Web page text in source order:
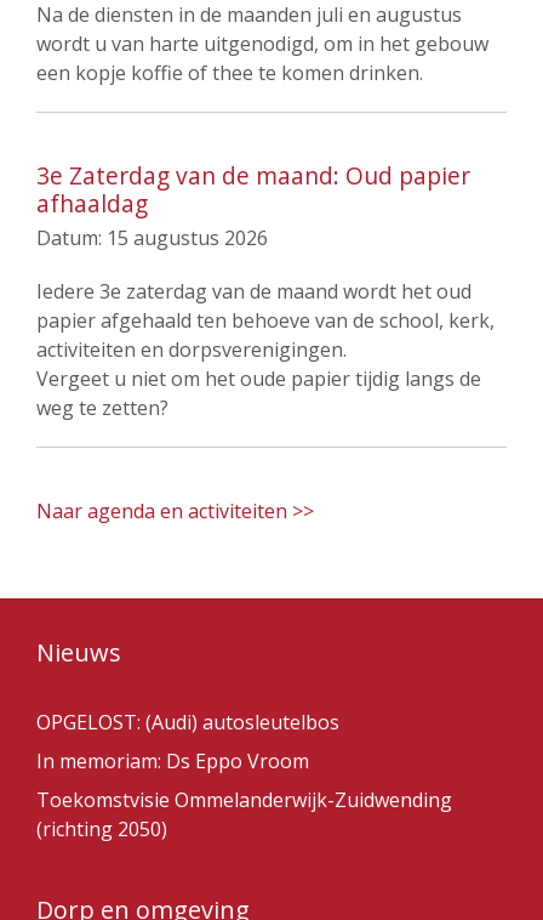
Na de diensten in de maanden juli en augustus
wordt u van harte uitgenodigd, om in het gebouw
een kopje koffie of thee te komen drinken.
3e Zaterdag van de maand: Oud papier
afhaaldag
Datum: 15 augustus 2026
Iedere 3e zaterdag van de maand wordt het oud
papier afgehaald ten behoeve van de school, kerk,
activiteiten en dorpsverenigingen.
Vergeet u niet om het oude papier tijdig langs de
weg te zetten?
Naar agenda en activiteiten >>
Nieuws
OPGELOST: (Audi) autosleutelbos
In memoriam: Ds Eppo Vroom
Toekomstvisie Ommelanderwijk-Zuidwending
(richting 2050)
Dorp en omgeving